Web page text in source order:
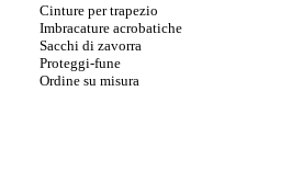
Cinture per trapezio
Imbracature acrobatiche
Sacchi di zavorra
Proteggi-fune
Ordine su misura